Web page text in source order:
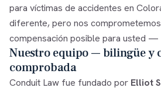
para víctimas de accidentes en
diferente, pero nos
compensación posible para usted —
Nuestro equipo — bilingüe y
comprobada
Conduit Law fue fundado por Elliot